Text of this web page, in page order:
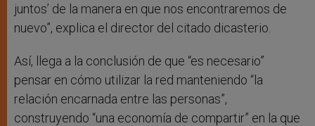
juntos’ de la manera en que nos encontraremos de
nuevo”, explica el director del citado dicasterio.
Así, llega a la conclusión de que “es necesario”
pensar en cómo utilizar la red manteniendo “la
relación encarnada entre las personas”,
construyendo “una economía de compartir” en la que